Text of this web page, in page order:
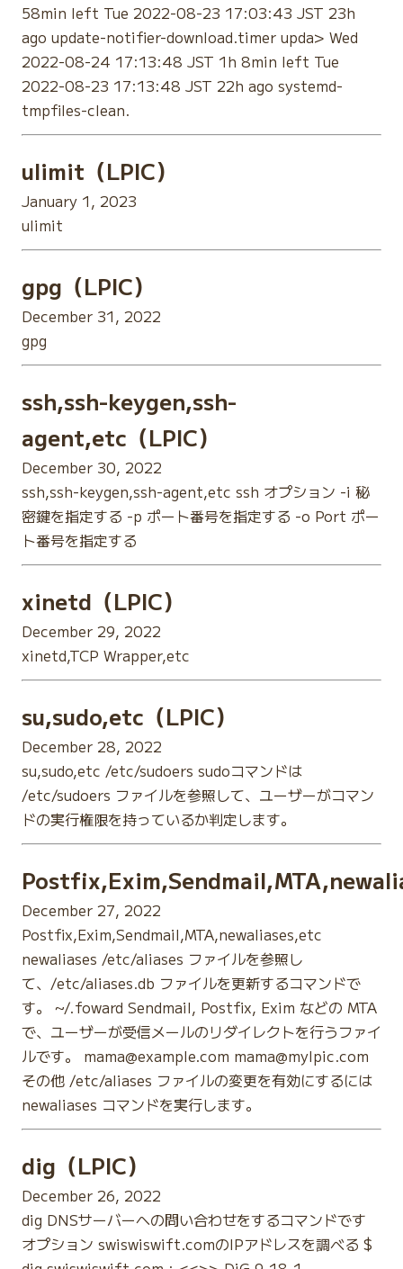
58min left Tue 2022-08-23 17:03:43 JST 23h
ago update-notifier-download.timer upda> Wed
2022-08-24 17:13:48 JST 1h 8min left Tue
2022-08-23 17:13:48 JST 22h ago systemd-
tmpfiles-clean.
ulimit（LPIC）
January 1, 2023
ulimit
gpg（LPIC）
December 31, 2022
gpg
ssh,ssh-keygen,ssh-
agent,etc（LPIC）
December 30, 2022
ssh,ssh-keygen,ssh-agent,etc ssh オプション -i 秘
密鍵を指定する -p ポート番号を指定する -o Port ポー
ト番号を指定する
xinetd（LPIC）
December 29, 2022
xinetd,TCP Wrapper,etc
su,sudo,etc（LPIC）
December 28, 2022
su,sudo,etc /etc/sudoers sudoコマンドは
/etc/sudoers ファイルを参照して、ユーザーがコマン
ドの実行権限を持っているか判定します。
December 27, 2022
Postfix,Exim,Sendmail,MTA,newaliases,etc
newaliases /etc/aliases ファイルを参照し
て、/etc/aliases.db ファイルを更新するコマンドで
す。 ~/.foward Sendmail, Postfix, Exim などの MTA
で、ユーザーが受信メールのリダイレクトを行うファイ
ルです。 mama@example.com mama@mylpic.com
その他 /etc/aliases ファイルの変更を有効にするには
newaliases コマンドを実行します。
dig（LPIC）
December 26, 2022
dig DNSサーバーへの問い合わせをするコマンドです
オプション swiswiswift.comのIPアドレスを調べる $